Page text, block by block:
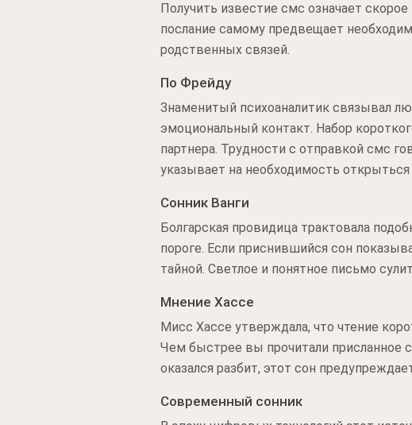
Получить известие смс означает
послание самому предвещает
родственных связей.
По Фрейду
Знаменитый психоаналитик связывал
эмоциональный контакт. Набор
партнера. Трудности с отправкой смс
указывает на необходимость открыться
Сонник Ванги
Болгарская провидица трактовала
пороге. Если приснившийся сон
тайной. Светлое и понятное письмо
Мнение Хассе
Мисс Хассе утверждала, что чтение
Чем быстрее вы прочитали присланное
оказался разбит, этот сон
Современный сонник